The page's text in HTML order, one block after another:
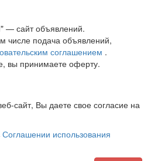
— сайт объявлений.
числе подача объявлений,
соглашением .
вы принимаете оферту.
сайт, Вы даете свое согласие на
Соглашении использования